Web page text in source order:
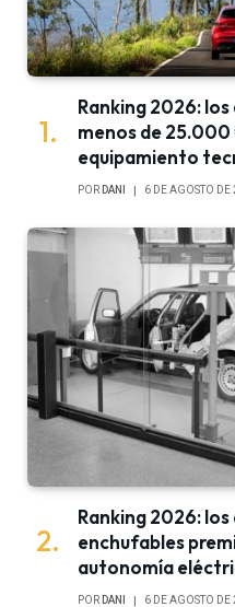
Ranking 2026:
menos de
equipamiento
POR DANI 6 DE AGOSTO
Ranking 2026:
enchufables
autonomía
POR DANI 6 DE AGOSTO